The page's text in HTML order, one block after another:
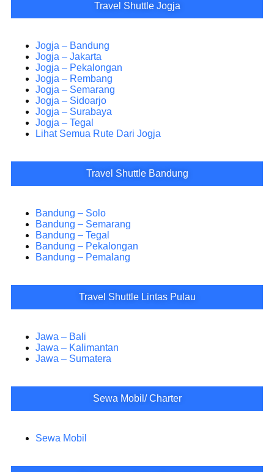
Travel Shuttle Jogja
Jogja – Bandung
Jogja – Jakarta
Jogja – Pekalongan
Jogja – Rembang
Jogja – Semarang
Jogja – Sidoarjo
Jogja – Surabaya
Jogja – Tegal
Lihat Semua Rute Dari Jogja
Travel Shuttle Bandung
Bandung – Solo
Bandung – Semarang
Bandung – Tegal
Bandung – Pekalongan
Bandung – Pemalang
Travel Shuttle Lintas Pulau
Jawa – Bali
Jawa – Kalimantan
Jawa – Sumatera
Sewa Mobil/ Charter
Sewa Mobil